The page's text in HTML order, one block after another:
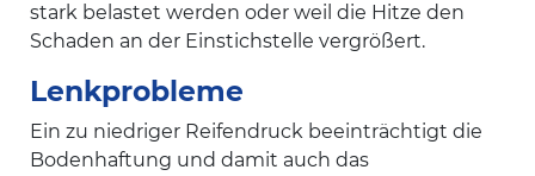
stark belastet werden oder weil die Hitze den
Schaden an der Einstichstelle vergrößert.
Lenkprobleme
Ein zu niedriger Reifendruck beeinträchtigt die
Bodenhaftung und damit auch das